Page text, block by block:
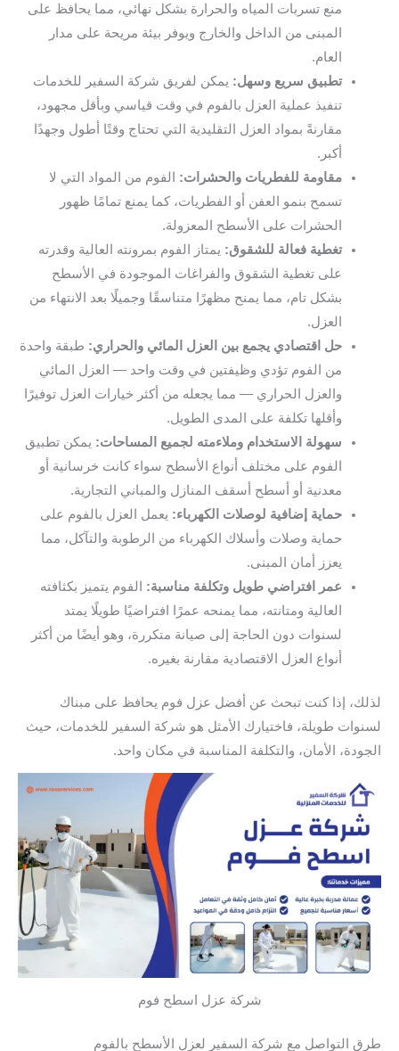
منع تسربات المياه والحرارة بشكل نهائي، مما يحافظ على
المبنى من الداخل والخارج ويوفر بيئة مريحة على مدار
العام.
تطبيق سريع وسهل: يمكن لفريق شركة السفير للخدمات
تنفيذ عملية العزل بالفوم في وقت قياسي وبأقل مجهود،
مقارنةً بمواد العزل التقليدية التي تحتاج وقتًا أطول وجهدًا
أكبر.
مقاومة للفطريات والحشرات:
الفوم من المواد التي لا
تسمح بنمو العفن أو الفطريات، كما يمنع تمامًا ظهور
الحشرات على الأسطح المعزولة.
تغطية فعالة للشقوق: يمتاز الفوم بمرونته العالية وقدرته
على تغطية الشقوق والفراغات الموجودة في الأسطح
بشكل تام، مما يمنح مظهرًا متناسقًا وجميلًا بعد الانتهاء من
العزل.
حل اقتصادي يجمع بين العزل المائي والحراري: طبقة واحدة
من الفوم تؤدي وظيفتين في وقت واحد — العزل المائي
والعزل الحراري — مما يجعله من أكثر خيارات العزل توفيرًا
وأقلها تكلفة على المدى الطويل.
سهولة الاستخدام وملاءمته لجميع المساحات: يمكن تطبيق
الفوم على مختلف أنواع الأسطح سواء كانت خرسانية أو
معدنية أو أسطح أسقف المنازل والمباني التجارية.
حماية إضافية لوصلات الكهرباء: يعمل العزل بالفوم على
حماية وصلات وأسلاك الكهرباء من الرطوبة والتآكل، مما
يعزز أمان المبنى.
عمر افتراضي طويل وتكلفة مناسبة:
الفوم يتميز بكثافته
العالية ومتانته، مما يمنحه عمرًا افتراضيًا طويلًا يمتد
لسنوات دون الحاجة إلى صيانة متكررة، وهو أيضًا من أكثر
أنواع العزل الاقتصادية مقارنة بغيره.
لذلك، إذا كنت تبحث عن أفضل عزل فوم يحافظ على مبناك
لسنوات طويلة، فاختيارك الأمثل هو شركة السفير للخدمات، حيث
الجودة، الأمان، والتكلفة المناسبة في مكان واحد.
شركة عزل اسطح فوم
طرق التواصل مع شركة السفير لعزل الأسطح بالفوم